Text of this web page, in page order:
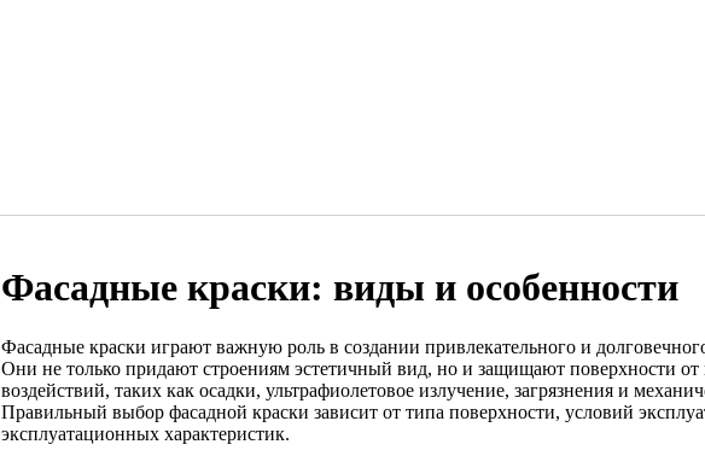
Фасадные краски: виды и особенности
Фасадные краски играют важную роль в создании привлекательного и
Они не только придают строениям эстетичный вид, но и защищают поверхности
воздействий, таких как осадки, ультрафиолетовое излучение, загрязнения и
Правильный выбор фасадной краски зависит от типа поверхности, условий
эксплуатационных характеристик.